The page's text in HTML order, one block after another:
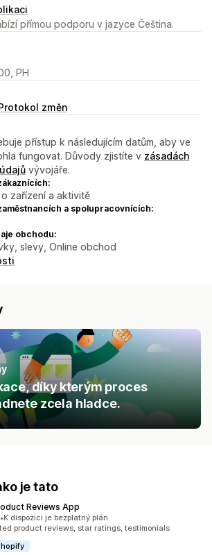
přímou podporu v jazyce Čeština.
PH
Protokol změn
přístup k následujícím datům, aby ve
fungovat. Důvody zjistíte v zásadách
vývojáře.
zařízení a aktivitě
a spolupracovnících:
obchodu:
slevy, Online obchod
díky kterým proces
zcela hladce.
je tato
Reviews App
43110
•K dispozici je bezplatný plán
product reviews, star ratings, testimonials